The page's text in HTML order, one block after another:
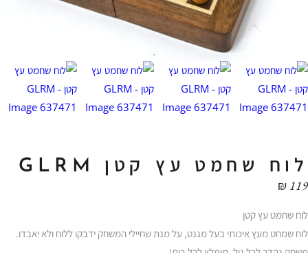
לוח שחמט עץ קטן GLRM
₪119
לוח שחמט עץ קטן
לוח שמחט מעץ איכותי בעל מגנט, על מנת שחיילי המשחק ידבקו ללוח ולא יאבדו.